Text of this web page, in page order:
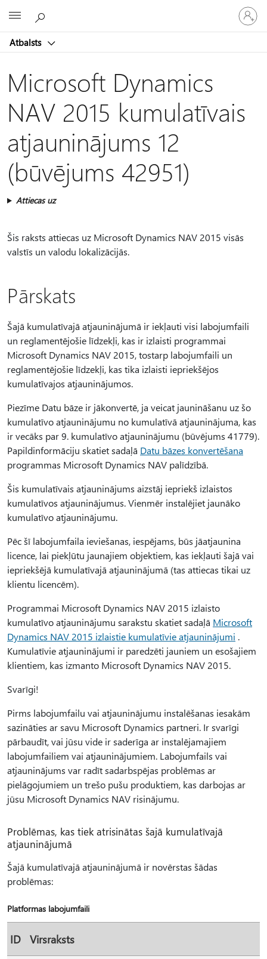
Atbalsts
savā
kontā
Microsoft Dynamics
NAV 2015 kumulatīvais
atjauninājums 12
(būvējums 42951)
Attiecas uz
Šis raksts attiecas uz Microsoft Dynamics NAV 2015 visās
valstīs un valodu lokalizācijās.
Pārskats
Šajā kumulatīvajā atjauninājumā ir iekļauti visi labojumfaili
un reglamentējošie līdzekļi, kas ir izlaisti programmai
Microsoft Dynamics NAV 2015, tostarp labojumfaili un
reglamentējošie līdzekļi, kas tika izlaisti iepriekšējos
kumulatīvajos atjauninājumos.
Piezīme Datu bāze ir jākonvertē, ja veicat jaunināšanu uz šo
kumulatīvo atjauninājumu no kumulatīvā atjauninājuma, kas
ir vecāks par 9. kumulatīvo atjauninājumu (būvējums 41779).
Papildinformāciju skatiet sadaļā Datu bāzes konvertēšana
programmas Microsoft Dynamics NAV palīdzībā.
Šis kumulatīvais atjauninājums aizstāj iepriekš izlaistos
kumulatīvos atjauninājumus. Vienmēr instalējiet jaunāko
kumulatīvo atjauninājumu.
Pēc šī labojumfaila ieviešanas, iespējams, būs jāatjaunina
licence, lai piekļūtu jaunajiem objektiem, kas iekļauti šajā vai
iepriekšējā kumulatīvajā atjauninājumā (tas attiecas tikai uz
klientu licencēm).
Programmai Microsoft Dynamics NAV 2015 izlaisto
kumulatīvo atjauninājumu sarakstu skatiet sadaļā Microsoft
Dynamics NAV 2015 izlaistie kumulatīvie atjauninājumi .
Kumulatīvie atjauninājumi ir paredzēti jauniem un esošajiem
klientiem, kas izmanto Microsoft Dynamics NAV 2015.
Svarīgi!
Pirms labojumfailu vai atjauninājumu instalēšanas iesakām
sazināties ar savu Microsoft Dynamics partneri. Ir svarīgi
pārbaudīt, vai jūsu vide ir saderīga ar instalējamajiem
labojumfailiem vai atjauninājumiem. Labojumfails vai
atjauninājums var radīt sadarbspējas problēmas ar
pielāgojumiem un trešo pušu produktiem, kas darbojas ar
jūsu Microsoft Dynamics NAV risinājumu.
Problēmas, kas tiek atrisinātas šajā kumulatīvajā
atjauninājumā
Šajā kumulatīvajā atjauninājumā ir novērstas šādas
problēmas:
Platformas labojumfaili
ID Virsraksts